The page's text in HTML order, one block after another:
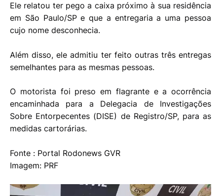
Ele relatou ter pego a caixa próximo à sua residência
em São Paulo/SP e que a entregaria a uma pessoa
cujo nome desconhecia.
Além disso, ele admitiu ter feito outras três entregas
semelhantes para as mesmas pessoas.
O motorista foi preso em flagrante e a ocorrência
encaminhada para a Delegacia de Investigações
Sobre Entorpecentes (DISE) de Registro/SP, para as
medidas cartorárias.
Fonte : Portal Rodonews GVR
Imagem: PRF